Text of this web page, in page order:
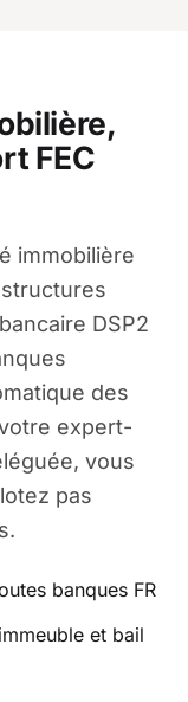
FEC
immobilière
DSP2
des
expert-
vous
pas
banques FR
et bail